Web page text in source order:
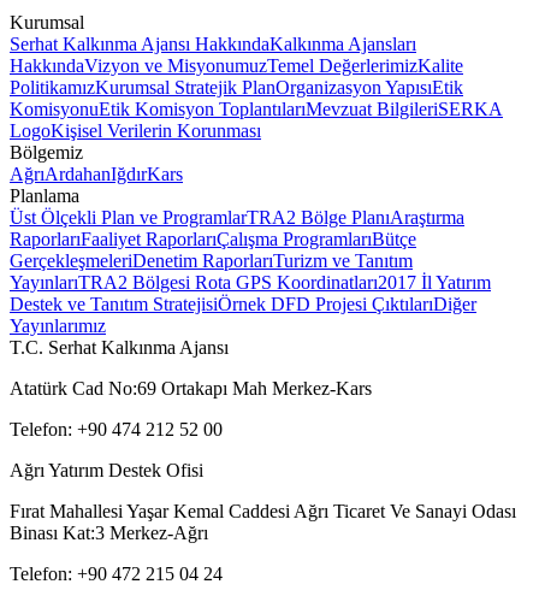
Kurumsal
Serhat Kalkınma Ajansı HakkındaKalkınma Ajansları
HakkındaVizyon ve MisyonumuzTemel DeğerlerimizKalite
PolitikamızKurumsal Stratejik PlanOrganizasyon YapısıEtik
KomisyonuEtik Komisyon ToplantılarıMevzuat BilgileriSERKA
LogoKişisel Verilerin Korunması
Bölgemiz
AğrıArdahanIğdırKars
Planlama
Üst Ölçekli Plan ve ProgramlarTRA2 Bölge PlanıAraştırma
RaporlarıFaaliyet RaporlarıÇalışma ProgramlarıBütçe
GerçekleşmeleriDenetim RaporlarıTurizm ve Tanıtım
YayınlarıTRA2 Bölgesi Rota GPS Koordinatları2017 İl Yatırım
Destek ve Tanıtım StratejisiÖrnek DFD Projesi ÇıktılarıDiğer
Yayınlarımız
T.C. Serhat Kalkınma Ajansı
Atatürk Cad No:69 Ortakapı Mah Merkez-Kars
Telefon: +90 474 212 52 00
Ağrı Yatırım Destek Ofisi
Fırat Mahallesi Yaşar Kemal Caddesi Ağrı Ticaret Ve Sanayi Odası
Binası Kat:3 Merkez-Ağrı
Telefon: +90 472 215 04 24